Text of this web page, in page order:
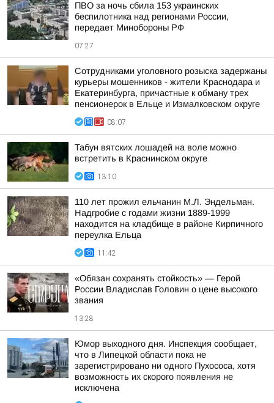
ПВО за ночь сбила 153 украинских
беспилотника над регионами России,
передает Минобороны РФ
07:27
Сотрудниками уголовного розыска задержаны
курьеры мошенников - жители Краснодара и
Екатеринбурга, причастные к обману трех
пенсионерок в Ельце и Измалковском округе
08:07
Табун вятских лошадей на воле можно
встретить в Краснинском округе
13:10
110 лет прожил ельчанин М.Л. Эндельман.
Надгробие с годами жизни 1889-1999
находится на кладбище в районе Кирпичного
переулка Ельца
11:42
«Обязан сохранять стойкость» — Герой
России Владислав Головин о цене высокого
звания
13:28
Юмор выходного дня. Инспекция сообщает,
что в Липецкой области пока не
зарегистрировано ни одного Пухососа, хотя
возможность их скорого появления не
исключена